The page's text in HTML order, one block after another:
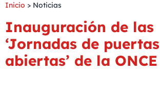
Inicio > Noticias
Inauguración de las
‘Jornadas de puertas
abiertas’ de la ONCE